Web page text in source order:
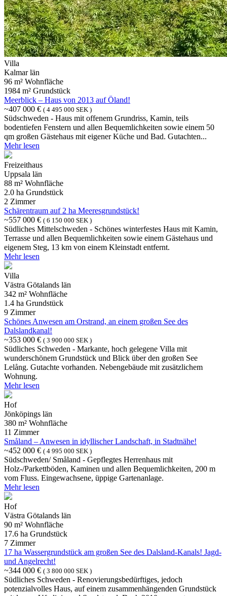
Villa
Kalmar län
96 m² Wohnfläche
1984 m² Grundstück
Meerblick – Haus von 2013 auf Öland!
~407 000 € ( 4 495 000 SEK )
Südschweden - Haus mit offenem Grundriss, Kamin, teils
bodentiefen Fenstern und allen Bequemlichkeiten sowie einem 50
qm großen Gästehaus mit eigener Küche und Bad. Gutachten...
Mehr lesen
Freizeithaus
Uppsala län
88 m² Wohnfläche
2.0 ha Grundstück
2 Zimmer
Schärentraum auf 2 ha Meeresgrundstück!
~557 000 € ( 6 150 000 SEK )
Südliches Mittelschweden - Schönes winterfestes Haus mit Kamin,
Terrasse und allen Bequemlichkeiten sowie einem Gästehaus und
eigenem Steg, 13 km von einem Kleinstadt entfernt.
Mehr lesen
Villa
Västra Götalands län
342 m² Wohnfläche
1.4 ha Grundstück
9 Zimmer
Schönes Anwesen am Orstrand, an einem großen See des
Dalslandkanal!
~353 000 € ( 3 900 000 SEK )
Südliches Schweden - Markante, hoch gelegene Villa mit
wunderschönem Grundstück und Blick über den großen See
Lelång. Gutachte vorhanden. Nebengebäude mit zusätzlichem
Wohnung.
Mehr lesen
Hof
Jönköpings län
380 m² Wohnfläche
11 Zimmer
Småland – Anwesen in idyllischer Landschaft, in Stadtnähe!
~452 000 € ( 4 995 000 SEK )
Südschweden/ Småland - Gepflegtes Herrenhaus mit
Holz-/Parkettböden, Kaminen und allen Bequemlichkeiten, 200 m
vom Fluss. Eingewachsene, üppige Gartenanlage.
Mehr lesen
Hof
Västra Götalands län
90 m² Wohnfläche
17.6 ha Grundstück
7 Zimmer
17 ha Wassergrundstück am großen See des Dalsland-Kanals! Jagd-
und Angelrecht!
~344 000 € ( 3 800 000 SEK )
Südliches Schweden - Renovierungsbedürftiges, jedoch
potenzialvolles Haus, auf einem zusammenhängenden Grundstück